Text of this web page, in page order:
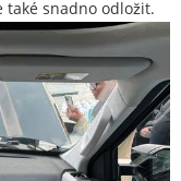
také snadno odložit.